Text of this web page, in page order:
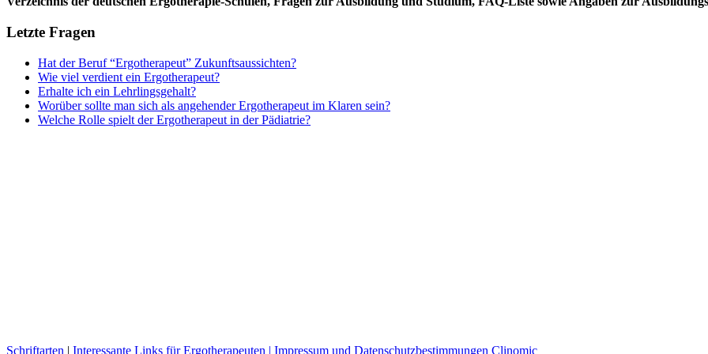
Letzte Fragen
Hat der Beruf “Ergotherapeut” Zukunftsaussichten?
Wie viel verdient ein Ergotherapeut?
Erhalte ich ein Lehrlingsgehalt?
Worüber sollte man sich als angehender Ergotherapeut im Klaren sein?
Welche Rolle spielt der Ergotherapeut in der Pädiatrie?
Schriftarten | Interessante Links für Ergotherapeuten | Impressum und Datenschutzbestimmungen Clinomic